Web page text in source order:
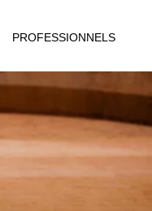
PROFESSIONNELS